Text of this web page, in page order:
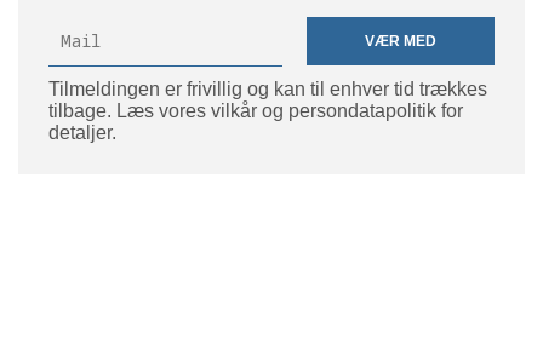
VÆR MED
Tilmeldingen er frivillig og kan til enhver tid trækkes
tilbage. Læs vores vilkår og persondatapolitik for
detaljer.